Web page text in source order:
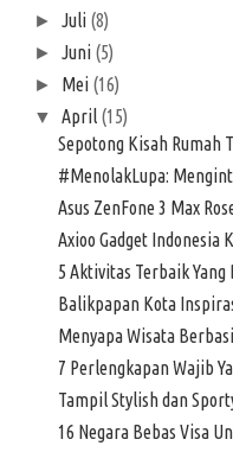
►Juli (8)
►Juni (5)
► Mei (16)
▼April (15)
Sepotong Kisah Rumah
#MenolakLupa:
Asus ZenFone 3 Max
Axioo Gadget Indonesia
5 Aktivitas Terbaik Yang
Balikpapan Kota
Menyapa Wisata
7 Perlengkapan Wajib
Tampil Stylish dan
16 Negara Bebas Visa